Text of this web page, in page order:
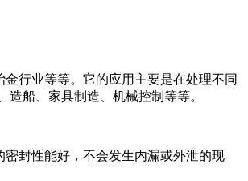
行业等等。它的应用主要是在处理不同
船、家具制造、机械控制等等。
封性能好，不会发生内漏或外泄的现